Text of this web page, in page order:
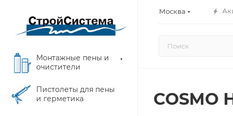
Москва
Монтажные пены и
очистители
Пистолеты для пены
и герметика
COSMO